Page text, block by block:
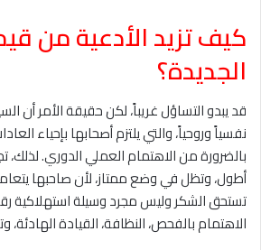
كيف تزيد الأدعية من
الجديدة؟
قد يبدو التساؤل غريباً، لكن حقيقة الأمر أن
نفسياً وروحياً، والتي يلتزم أصحابها بإحياء
بالضرورة من الاهتمام العملي الدوري. لذلك،
أطول، وتظل في وضع ممتاز، لأن صاحبها
تستحق الشكر وليس مجرد وسيلة استهلاكية
الاهتمام بالفحص، النظافة، القيادة الهادئة،